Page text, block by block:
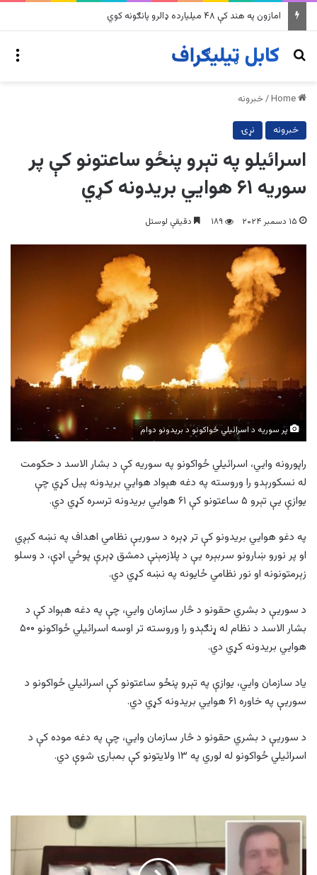
په وینزویلا کې زورورو زلزلو پراخ زیانونه اړولي
Search for
/خبرونه
خبرونه نړۍ
اسرائیلو په تېرو پنځو ساعتونو کې پر
سوریه ۶۱ هوايي بریدونه کړي
۱۵ دسمبر ۲۰۲۴ ۱۸۹ دقیقې لوستل
پر سوریه د اسرائیلي ځواکونو د بریدونو دوام
راپورونه وايي، اسرائیلي ځواکونو په سوریه کې د بشار الاسد د حکومت
له نسکورېدو را وروسته په دغه هېواد هوايي بریدونه پيل کړي چې
یوازې یې تېرو ۵ ساعتونو کې ۶۱ هوايي بریدونه ترسره کړي دي.
په دغو هوايي بریدونو کې تر ډېره د سوریې نظامي اهداف په نښه کېږي
او پر نورو ښارونو سربېره يې د پلازمېنې دمشق ډېرې پوځي اډې، د وسلو
زېرمتونونه او نور نظامي ځايونه په نښه کړي دي.
د سوریې د بشري حقونو د څار سازمان وايي، چې په دغه هېواد کې د
بشار الاسد د نظام له ړنګېدو را وروسته تر اوسه اسرائیلي ځواکونو ۵۰۰
هوايي بریدونه کړي دي.
یاد سازمان وايي، يوازې په تېرو پنځو ساعتونو کې اسرائیلي ځواکونو د
سوریې په خاوره ۶۱ هوايي بریدونه کړي دي.
د سوریې د بشري حقونو د څار سازمان وايي، چې په دغه موده کې د
اسرائیلي ځواکونو له لوري په ۱۳ ولایتونو کې بمبارۍ شوې دي.
امریکا
کې
يو
افغان